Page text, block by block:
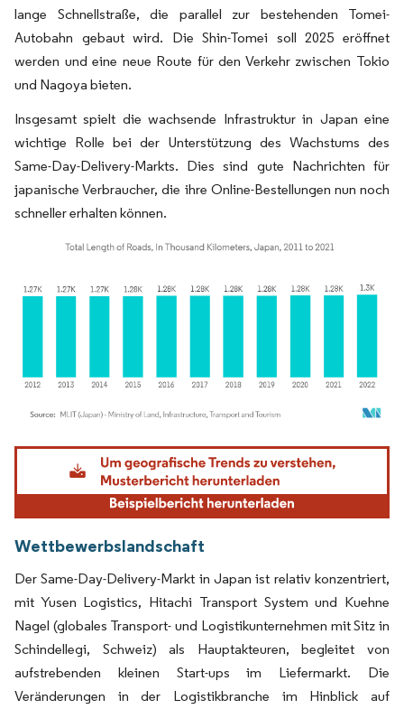
lange Schnellstraße, die parallel zur bestehenden Tomei-
Autobahn gebaut wird. Die Shin-Tomei soll 2025 eröffnet
werden und eine neue Route für den Verkehr zwischen Tokio
und Nagoya bieten.
Insgesamt spielt die wachsende Infrastruktur in Japan eine
wichtige Rolle bei der Unterstützung des Wachstums des
Same-Day-Delivery-Markts. Dies sind gute Nachrichten für
japanische Verbraucher, die ihre Online-Bestellungen nun noch
schneller erhalten können.
Bild © Mordor Intelligence. Wiederverwendung erfordert Namensnennung gemäß
Wettbewerbslandschaft
Der Same-Day-Delivery-Markt in Japan ist relativ konzentriert,
mit Yusen Logistics, Hitachi Transport System und Kuehne
Nagel (globales Transport- und Logistikunternehmen mit Sitz in
Schindellegi, Schweiz) als Hauptakteuren, begleitet von
aufstrebenden kleinen Start-ups im Liefermarkt. Die
Veränderungen in der Logistikbranche im Hinblick auf